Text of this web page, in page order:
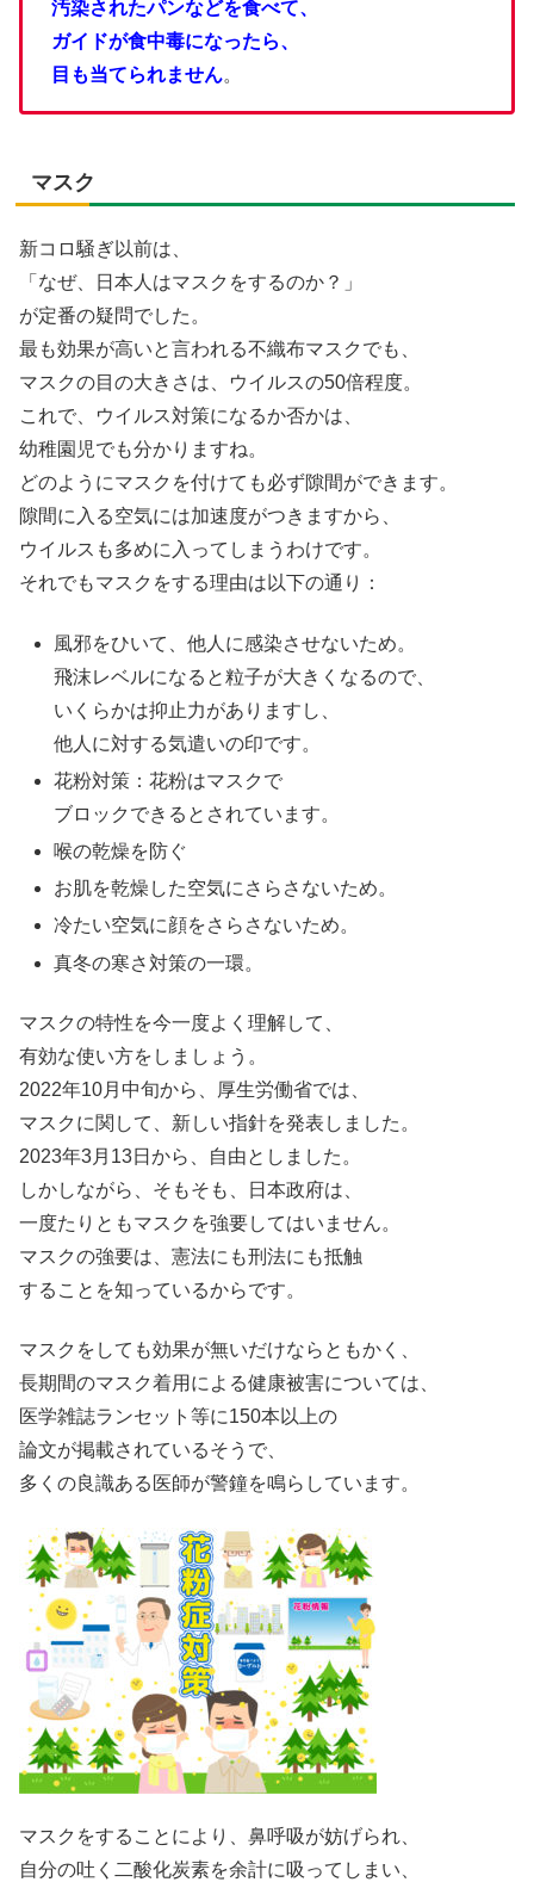
汚染されたパンなどを食べて、
ガイドが食中毒になったら、
目も当てられません。
マスク
新コロ騒ぎ以前は、
「なぜ、日本人はマスクをするのか？」
が定番の疑問でした。
最も効果が高いと言われる不織布マスクでも、
マスクの目の大きさは、ウイルスの50倍程度。
これで、ウイルス対策になるか否かは、
幼稚園児でも分かりますね。
どのようにマスクを付けても必ず隙間ができます。
隙間に入る空気には加速度がつきますから、
ウイルスも多めに入ってしまうわけです。
それでもマスクをする理由は以下の通り：
風邪をひいて、他人に感染させないため。
飛沫レベルになると粒子が大きくなるので、
いくらかは抑止力がありますし、
他人に対する気遣いの印です。
花粉対策：花粉はマスクで
ブロックできるとされています。
喉の乾燥を防ぐ
お肌を乾燥した空気にさらさないため。
冷たい空気に顔をさらさないため。
真冬の寒さ対策の一環。
マスクの特性を今一度よく理解して、
有効な使い方をしましょう。
2022年10月中旬から、厚生労働省では、
マスクに関して、新しい指針を発表しました。
2023年3月13日から、自由としました。
しかしながら、そもそも、日本政府は、
一度たりともマスクを強要してはいません。
マスクの強要は、憲法にも刑法にも抵触
することを知っているからです。
マスクをしても効果が無いだけならともかく、
長期間のマスク着用による健康被害については、
医学雑誌ランセット等に150本以上の
論文が掲載されているそうで、
多くの良識ある医師が警鐘を鳴らしています。
マスクをすることにより、鼻呼吸が妨げられ、
自分の吐く二酸化炭素を余計に吸ってしまい、